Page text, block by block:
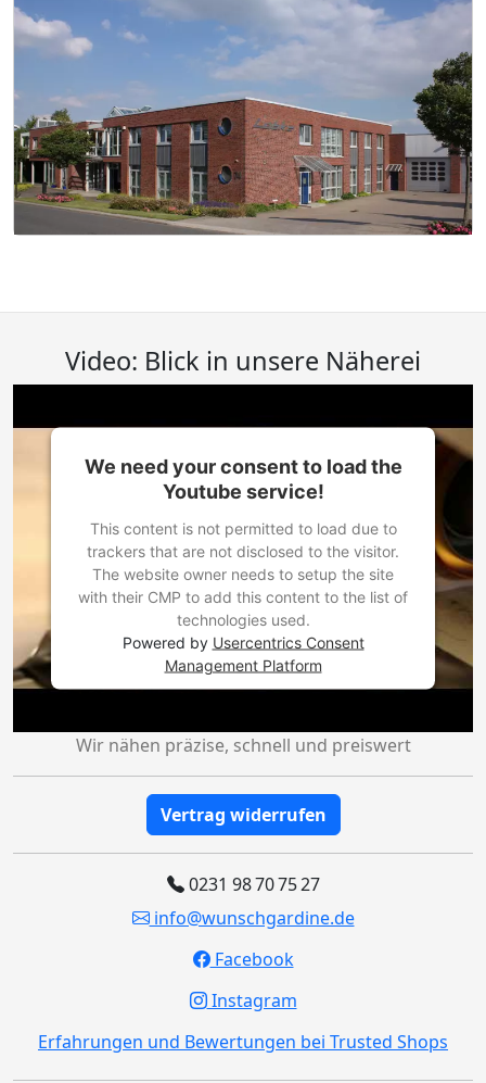
Video: Blick in unsere Näherei
We need your consent to load the
Youtube service!
This content is not permitted to load due to
trackers that are not disclosed to the visitor.
The website owner needs to setup the site
with their CMP to add this content to the list of
technologies used.
Powered by Usercentrics Consent
Management Platform
Wir nähen präzise, schnell und preiswert
Vertrag widerrufen
0231 98 70 75 27
info@wunschgardine.de
Facebook
Instagram
Erfahrungen und Bewertungen bei Trusted Shops